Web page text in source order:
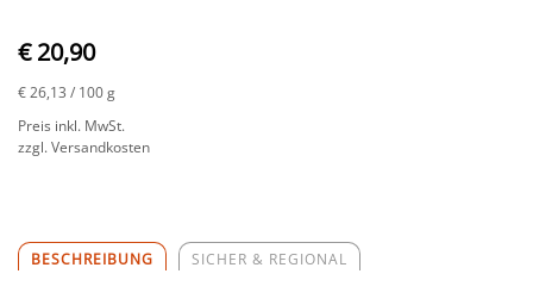
€ 20,90
€ 26,13 / 100 g
Preis inkl. MwSt.
zzgl. Versandkosten
BESCHREIBUNG SICHER & REGIONAL